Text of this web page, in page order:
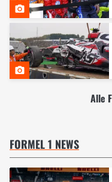
Alle
FORMEL 1 NEWS